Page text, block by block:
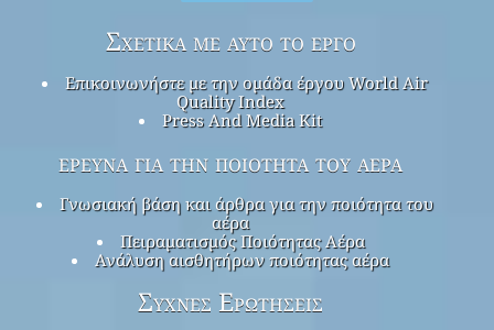
Σχετικά με αυτό το έργο
Επικοινωνήστε με την ομάδα έργου World Air
Quality Index
Press And Media Kit
έρευνα για την ποιότητα του αέρα
Γνωσιακή βάση και άρθρα για την ποιότητα του
αέρα
Πειραματισμός Ποιότητας Αέρα
Ανάλυση αισθητήρων ποιότητας αέρα
Συχνές Ερωτήσεις